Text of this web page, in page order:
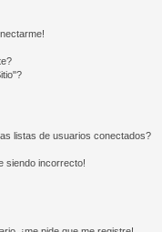
listas de usuarios conectados?
siendo incorrecto!